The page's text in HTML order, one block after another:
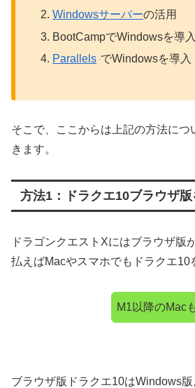
Windowsサーバーの活用
BootCampでWindowsを導入
Parallels でWindowsを導入
そこで、ここからは上記の方法につ
きます。
方法1：ドラクエ10ブラウザ版
ドラゴンクエストXにはブラウザ版
払えばMacやスマホでもドラクエ10
M1以降のMac
ブラウザ版ドラクエ10はWindows